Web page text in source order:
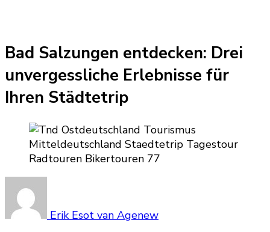
Bad Salzungen entdecken: Drei
unvergessliche Erlebnisse für
Ihren Städtetrip
Erik Esot van Agenew